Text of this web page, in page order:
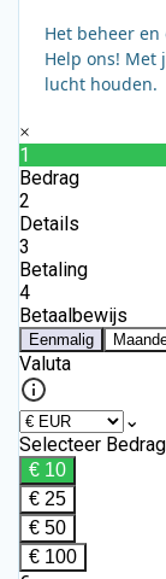
Het beheer
Help ons! Met
lucht houden.